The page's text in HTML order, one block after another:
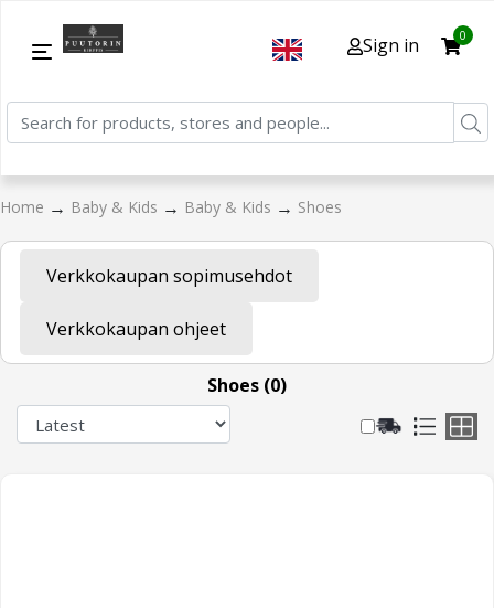
Sign in 0
Home → Baby & Kids → Baby & Kids → Shoes
Verkkokaupan sopimusehdot
Verkkokaupan ohjeet
Shoes (0)